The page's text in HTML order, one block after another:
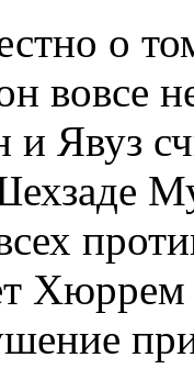
о
вовсе
Явуз